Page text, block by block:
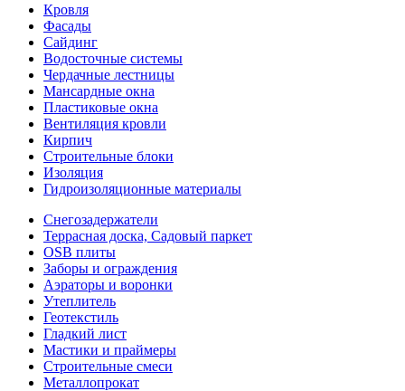
Кровля
Фасады
Сайдинг
Водосточные системы
Чердачные лестницы
Мансардные окна
Пластиковые окна
Вентиляция кровли
Кирпич
Строительные блоки
Изоляция
Гидроизоляционные материалы
Снегозадержатели
Террасная доска, Садовый паркет
OSB плиты
Заборы и ограждения
Аэраторы и воронки
Утеплитель
Геотекстиль
Гладкий лист
Мастики и праймеры
Строительные смеси
Металлопрокат